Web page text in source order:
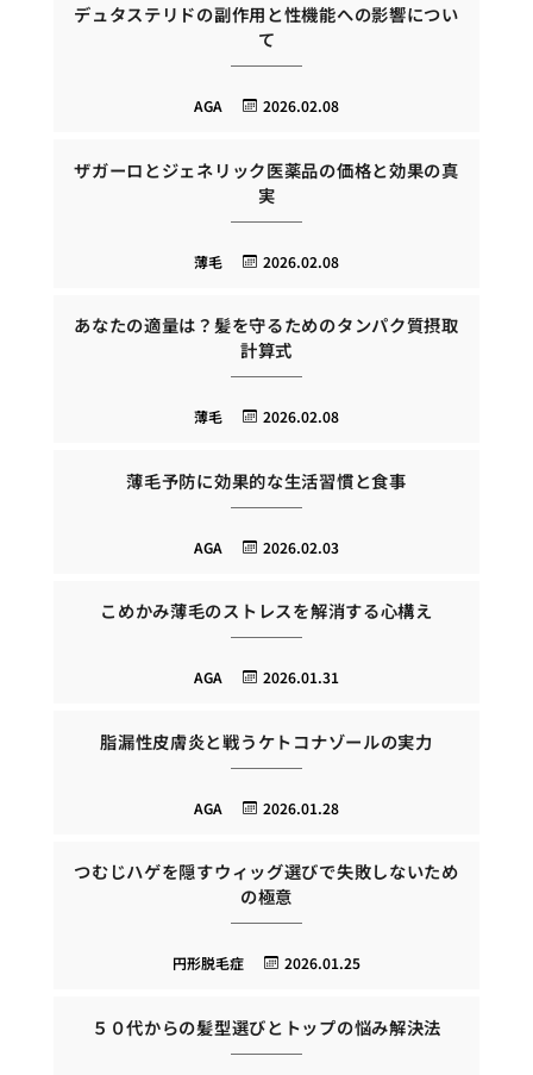
デュタステリドの副作用と性機能への影響につい
て
2026.02.08
AGA
ザガーロとジェネリック医薬品の価格と効果の真
実
2026.02.08
薄毛
あなたの適量は？髪を守るためのタンパク質摂取
計算式
2026.02.08
薄毛
薄毛予防に効果的な生活習慣と食事
2026.02.03
AGA
こめかみ薄毛のストレスを解消する心構え
2026.01.31
AGA
脂漏性皮膚炎と戦うケトコナゾールの実力
2026.01.28
AGA
つむじハゲを隠すウィッグ選びで失敗しないため
の極意
2026.01.25
円形脱毛症
５０代からの髪型選びとトップの悩み解決法